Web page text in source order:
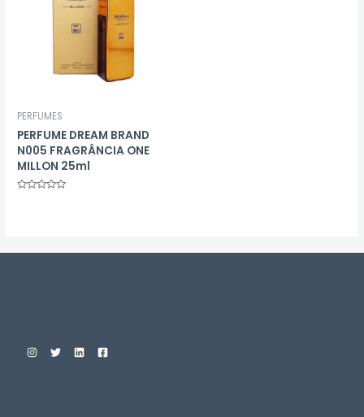
PERFUMES
PERFUME DREAM BRAND
N005 FRAGRÂNCIA ONE
MILLON 25ml